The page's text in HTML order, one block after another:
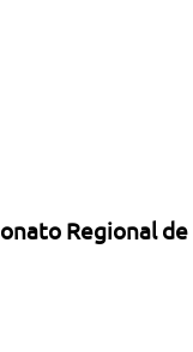
Regional